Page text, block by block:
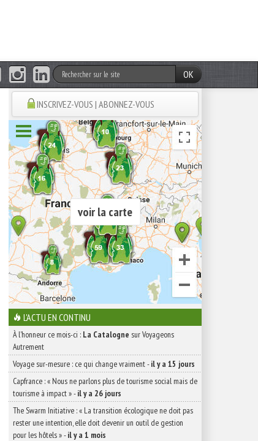
OK
INSCRIVEZ-VOUS | ABONNEZ-VOUS
voir la carte
L'ACTU EN CONTINU
À l'honneur ce mois-ci : La Catalogne sur Voyageons
Autrement
Voyage sur-mesure : ce qui change vraiment-il y a 15 jours
Capfrance : « Nous ne parlons plus de tourisme social mais de
tourisme à impact »-il y a 26 jours
The Swarm Initiative : « La transition écologique ne doit pas
rester une intention, elle doit devenir un outil de gestion
pour les hôtels »-il y a 1 mois